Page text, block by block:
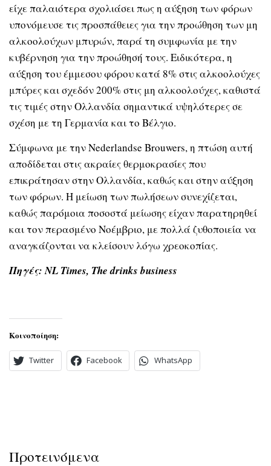
είχε παλαιότερα σχολιάσει πως η αύξηση των φόρων
υπονόμευσε τις προσπάθειες για την προώθηση των μη
αλκοολούχων μπυρών, παρά τη συμφωνία με την
κυβέρνηση για την προώθησή τους. Ειδικότερα, η
αύξηση του έμμεσου φόρου κατά 8% στις αλκοολούχες
μπύρες και σχεδόν 200% στις μη αλκοολούχες, καθιστά
τις τιμές στην Ολλανδία σημαντικά υψηλότερες σε
σχέση με τη Γερμανία και το Βέλγιο.
Σύμφωνα με την Nederlandse Brouwers, η πτώση αυτή
αποδίδεται στις ακραίες θερμοκρασίες που
επικράτησαν στην Ολλανδία, καθώς και στην αύξηση
των φόρων. Η μείωση των πωλήσεων συνεχίζεται,
καθώς παρόμοια ποσοστά μείωσης είχαν παρατηρηθεί
και τον περασμένο Νοέμβριο, με πολλά ζυθοποιεία να
αναγκάζονται να κλείσουν λόγω χρεοκοπίας.
Πηγές: NL Times, The drinks business
Κοινοποίηση:
Twitter Facebook WhatsApp
Προτεινόμενα